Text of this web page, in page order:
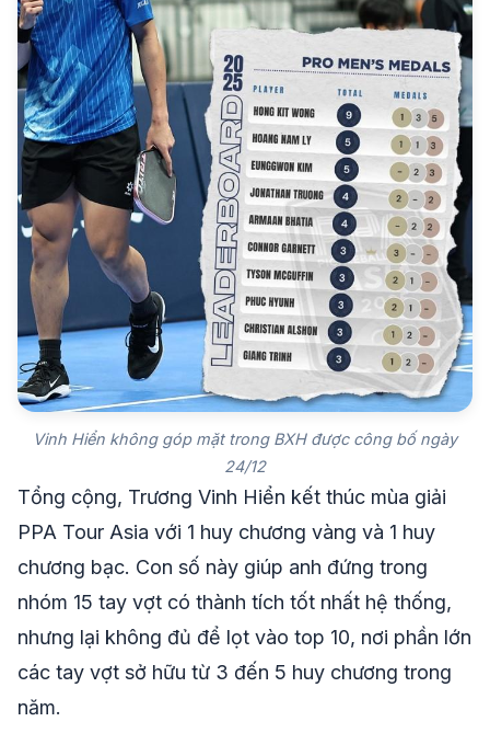
Vinh Hiển không góp mặt trong BXH được công bố ngày
24/12
Tổng cộng, Trương Vinh Hiển kết thúc mùa giải
PPA Tour Asia với 1 huy chương vàng và 1 huy
chương bạc. Con số này giúp anh đứng trong
nhóm 15 tay vợt có thành tích tốt nhất hệ thống,
nhưng lại không đủ để lọt vào top 10, nơi phần lớn
các tay vợt sở hữu từ 3 đến 5 huy chương trong
năm.